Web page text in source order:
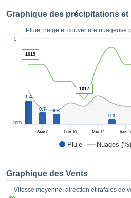
des
par le
de
sur
ACCEPTER
CONTINUER
Graphique des précipitations et
Pluie, neige et couverture nuageuse
Pluie Nuages (%)
Sam8 Lun 10 Mer12 Ven
5
mm
1.4
0.7
0.6
0.3
1019
1017
Graphique des Vents
Vitesse moyenne, direction et rafales de